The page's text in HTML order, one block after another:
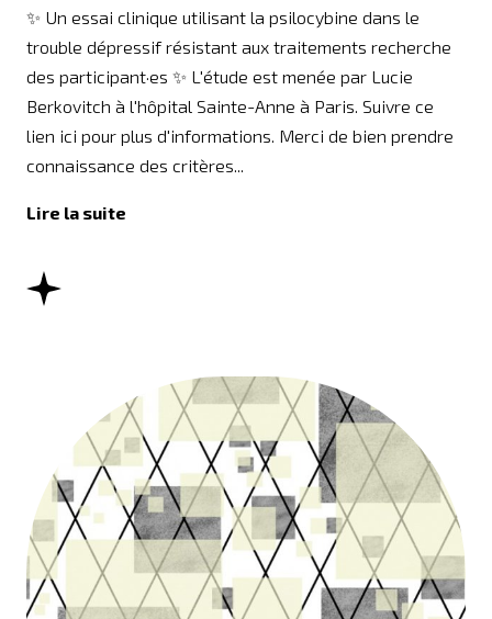
✨ Un essai clinique utilisant la psilocybine dans le
trouble dépressif résistant aux traitements recherche
des participant·es ✨ L'étude est menée par Lucie
Berkovitch à l'hôpital Sainte-Anne à Paris. Suivre ce
lien ici pour plus d'informations. Merci de bien prendre
connaissance des critères...
Lire la suite